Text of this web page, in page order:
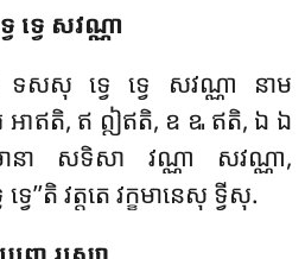
ទ្វេ សវណ្ណា
ទសសុ ទ្វេ ទ្វេ សវណ្ណា នាម
អាឥតិ, ឥ ឦឥតិ, ឧ ឩ ឥតិ, ឯ ឯ
ា សទិសា វណ្ណា សវណ្ណា,
វេ’’តិ វត្តតេ វក្ខមានេសុ ទ្វីសុ.